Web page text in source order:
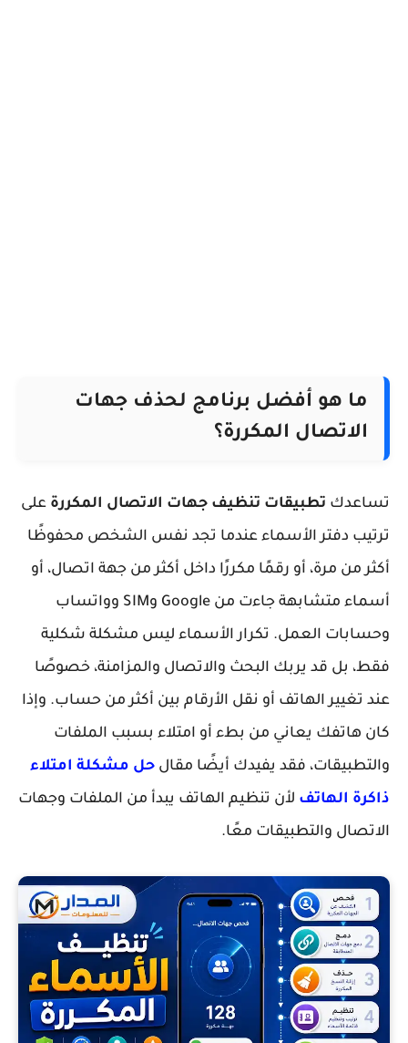
ما هو أفضل برنامج لحذف جهات
الاتصال المكررة؟
تطبيقات تنظيف جهات الاتصال المكررةعلى
دفتر الأسماء عندما تجد نفس الشخص محفوظًا
من مرة، أو رقمًا مكررًا داخل أكثر من جهة اتصال، أو
أسماء متشابهة جاءت من Google وSIM وواتساب
العمل. تكرار الأسماء ليس مشكلة شكلية
بل قد يربك البحث والاتصال والمزامنة، خصوصًا
تغيير الهاتف أو نقل الأرقام بين أكثر من حساب. وإذا
هاتفك يعاني من بطء أو امتلاء بسبب الملفات
فقد يفيدك أيضًا مقالحل مشكلة امتلاء
الهاتفلأن تنظيم الهاتف يبدأ من الملفات وجهات
والتطبيقات معًا.